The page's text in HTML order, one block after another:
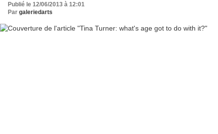
Publié le 12/06/2013 à 12:01
Par galeriedarts